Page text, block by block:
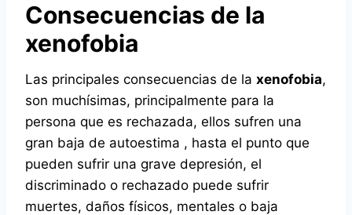
Consecuencias de la
xenofobia
Las principales consecuencias de la xenofobia,
son muchísimas, principalmente para la
persona que es rechazada, ellos sufren una
gran baja de autoestima , hasta el punto que
pueden sufrir una grave depresión, el
discriminado o rechazado puede sufrir
muertes, daños físicos, mentales o baja